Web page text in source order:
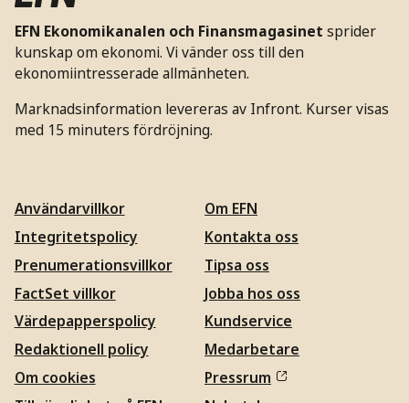
EFN Ekonomikanalen och Finansmagasinet sprider
kunskap om ekonomi. Vi vänder oss till den
ekonomiintresserade allmänheten.
Marknadsinformation levereras av Infront. Kurser visas
med 15 minuters fördröjning.
Användarvillkor
Integritetspolicy
Prenumerationsvillkor
FactSet villkor
Värdepapperspolicy
Redaktionell policy
Om cookies
Om EFN
Kontakta oss
Tipsa oss
Jobba hos oss
Kundservice
Medarbetare
Pressrum